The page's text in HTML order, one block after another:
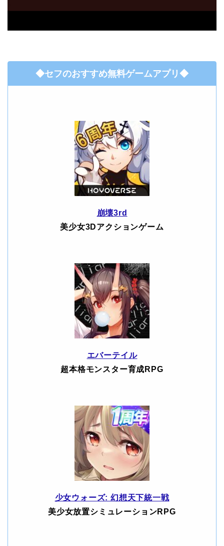
◆セフのおすすめ無料ゲームアプリ◆
崩壊3rd
美少女3Dアクションゲーム
エバーテイル
超本格モンスター育成RPG
少女ウォーズ: 幻想天下統一戦
美少女放置シミュレーションRPG